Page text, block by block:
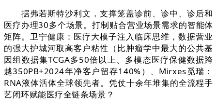
据弗若斯特沙利文，支撑笼盖诊前、诊中、诊后和
医疗办理30多个场景。打制贴合营业场景需求的智能体
矩阵。卫宁健康：医疗大模子注入临床思维，数据营业
的强大护城河取高客户粘性（比肿瘤学中最大的公共基
因组数据集TCGA多50倍以上、多模态医疗保健数据跨
越350PB+2024年净客户留存140%）、Mirxes觅瑞：
RNA液体活体全球领先者。凭仗十余年堆集的全流程手
艺闭环赋能医疗全链条场景？